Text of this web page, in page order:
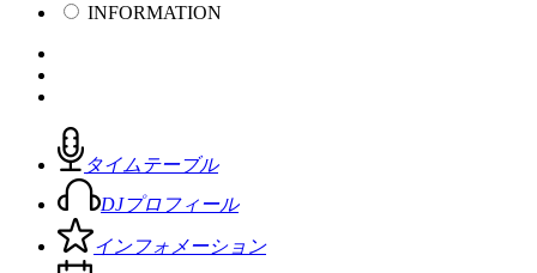
INFORMATION
タイムテーブル
DJプロフィール
インフォメーション